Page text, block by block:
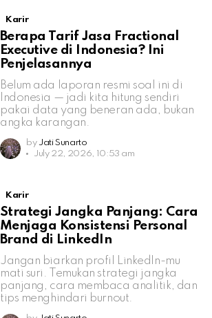
Karir
Berapa Tarif Jasa Fractional
Executive di Indonesia? Ini
Penjelasannya
Belum ada laporan resmi soal ini di
Indonesia — jadi kita hitung sendiri
pakai data yang beneran ada, bukan
angka karangan.
by Jati Sunarto
July 22, 2026, 10:53 am
Karir
Strategi Jangka Panjang: Cara
Menjaga Konsistensi Personal
Brand di LinkedIn
Jangan biarkan profil LinkedIn-mu
mati suri. Temukan strategi jangka
panjang, cara membaca analitik, dan
tips menghindari burnout.